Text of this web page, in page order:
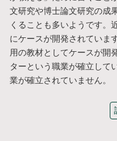
文研究や博士論文研究の成
くることも多いようです。
にケースが開発されていま
用の教材としてケースが開
ターという職業が確立して
業が確立されていません。